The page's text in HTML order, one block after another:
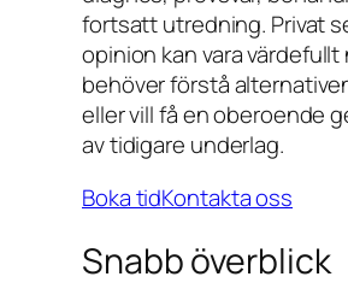
fortsatt utredning. Privat
opinion kan vara värdefullt
behöver förstå
eller vill få en oberoende
av tidigare underlag.
Boka tidKontakta oss
Snabb överblick